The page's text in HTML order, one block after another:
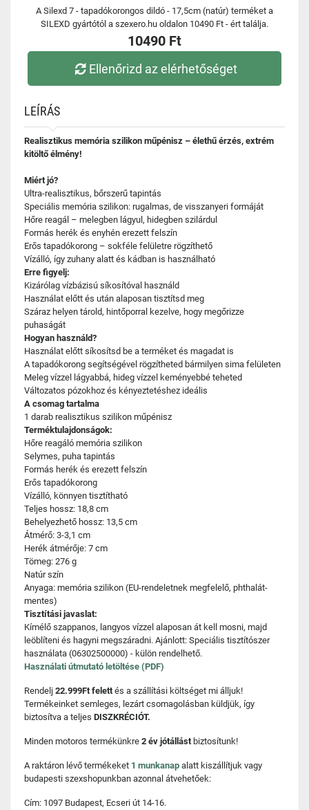
A Silexd 7 - tapadókorongos dildó - 17,5cm (natúr) terméket a
SILEXD gyártótól a szexero.hu oldalon 10490 Ft - ért találja.
10490 Ft
Ellenőrizd az elérhetőséget
LEÍRÁS
Realisztikus memória szilikon műpénisz – élethű érzés, extrém
kitöltő élmény!
Miért jó?
Ultra-realisztikus, bőrszerű tapintás
Speciális memória szilikon: rugalmas, de visszanyeri formáját
Hőre reagál – melegben lágyul, hidegben szilárdul
Formás herék és enyhén erezett felszín
Erős tapadókorong – sokféle felületre rögzíthető
Vízálló, így zuhany alatt és kádban is használható
Erre figyelj:
Kizárólag vízbázisú síkosítóval használd
Használat előtt és után alaposan tisztítsd meg
Száraz helyen tárold, hintőporral kezelve, hogy megőrizze
puhaságát
Hogyan használd?
Használat előtt síkosítsd be a terméket és magadat is
A tapadókorong segítségével rögzítheted bármilyen sima felületen
Meleg vízzel lágyabbá, hideg vízzel keményebbé teheted
Változatos pózokhoz és kényeztetéshez ideális
A csomag tartalma
1 darab realisztikus szilikon műpénisz
Terméktulajdonságok:
Hőre reagáló memória szilikon
Selymes, puha tapintás
Formás herék és erezett felszín
Erős tapadókorong
Vízálló, könnyen tisztítható
Teljes hossz: 18,8 cm
Behelyezhető hossz: 13,5 cm
Átmérő: 3-3,1 cm
Herék átmérője: 7 cm
Tömeg: 276 g
Natúr szín
Anyaga: memória szilikon (EU-rendeletnek megfelelő, phthalát-
mentes)
Tisztítási javaslat:
Kímélő szappanos, langyos vízzel alaposan át kell mosni, majd
leöblíteni és hagyni megszáradni. Ajánlott: Speciális tisztítószer
használata (06302500000) - külön rendelhető.
Használati útmutató letöltése (PDF)
Rendelj 22.999Ft felettés a szállítási költséget mi álljuk!
Termékeinket semleges, lezárt csomagolásban küldjük, így
biztosítva a teljes DISZKRÉCIÓT.
Minden motoros termékünkre 2 év jótállást biztosítunk!
A raktáron lévő termékeket 1 munkanap alatt kiszállítjuk vagy
budapesti szexshopunkban azonnal átvehetőek:
Cím: 1097 Budapest, Ecseri út 14-16.